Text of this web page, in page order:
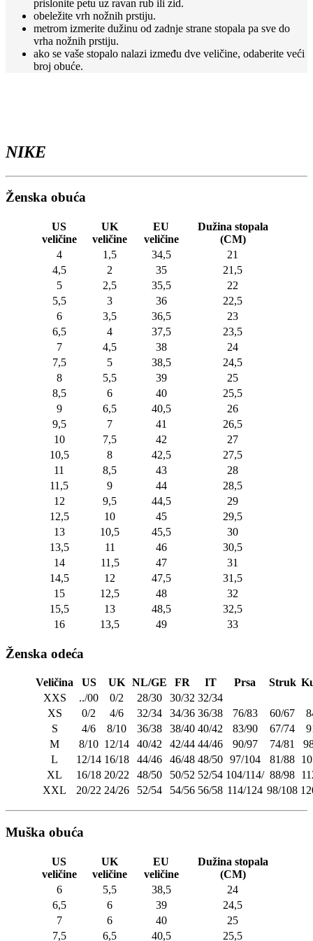
stranici
prislonite petu uz ravan rub ili zid.
obeležite vrh nožnih prstiju.
metrom izmerite dužinu od zadnje strane stopala pa sve do
vrha nožnih prstiju.
ako se vaše stopalo nalazi između dve veličine, odaberite veći
broj obuće.
NIKE
Ženska obuća
US
veličine
UK
veličine
EU
veličine
Dužina stopala
(CM)
4
1,5 34,5
21
4,5
2 35
21,5
5
2,5 35,5
22
5,5
3 36
22,5
6
3,5 36,5
23
6,5
4 37,5
23,5
7
4,5 38
24
7,5
5 38,5
24,5
8
5,5 39
25
8,5
6 40
25,5
9
6,5 40,5
26
9,5
7 41
26,5
10
7,5 42
27
10,5
8 42,5
27,5
11
8,5 43
28
11,5
9 44
28,5
12
9,5 44,5
29
12,5
10 45
29,5
13
10,5 45,5
30
13,5
11 46
30,5
14
11,5 47
31
14,5
12 47,5
31,5
15
12,5 48
32
15,5
13 48,5
32,5
16
13,5 49 33
Ženska odeća
Veličina US UK NL/GE FR IT Prsa Struk
XXS
../00 0/2 28/30 30/32 32/34
XS
0/2 4/6 32/34 34/36 36/38 76/83 60/67
S
4/6 8/10 36/38 38/40 40/42 83/90 67/74
M
8/10 12/14 40/42 42/44 44/46 90/97 74/81
L
12/14 16/18 44/46 46/48 48/50 97/104 81/88
XL
16/18 20/22 48/50 50/52 52/54 104/114/ 88/98
XXL
20/22 24/26 52/54 54/56 56/58 114/124 98/108
Muška obuća
US
veličine
UK
veličine
EU
veličine
Dužina stopala
(CM)
6
5,5 38,5
24
6,5
6 39
24,5
7
6 40
25
7,5
6,5 40,5 25,5